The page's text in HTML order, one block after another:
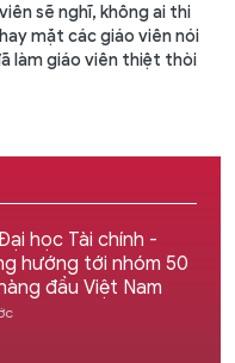
sẽ nghĩ, không ai thi
mặt các giáo viên nói
làm giáo viên thiệt thòi
học Tài chính -
hướng tới nhóm 50
đầu Việt Nam